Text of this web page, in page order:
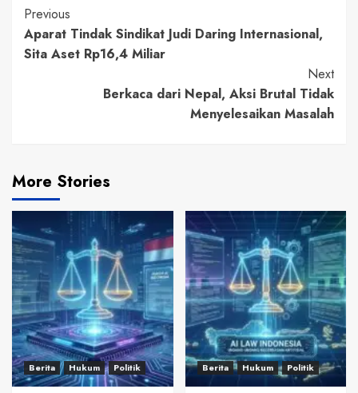
Continue
Reading
Previous
Aparat Tindak Sindikat Judi Daring Internasional,
Sita Aset Rp16,4 Miliar
Next
Berkaca dari Nepal, Aksi Brutal Tidak
Menyelesaikan Masalah
More Stories
Berita Hukum Politik Berita Hukum Politik